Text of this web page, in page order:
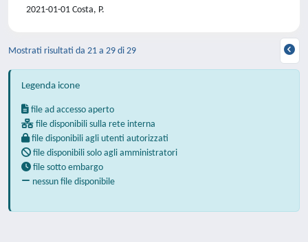
2021-01-01 Costa, P.
Mostrati risultati da 21 a 29 di 29
Legenda icone
file ad accesso aperto
file disponibili sulla rete interna
file disponibili agli utenti autorizzati
file disponibili solo agli amministratori
file sotto embargo
nessun file disponibile